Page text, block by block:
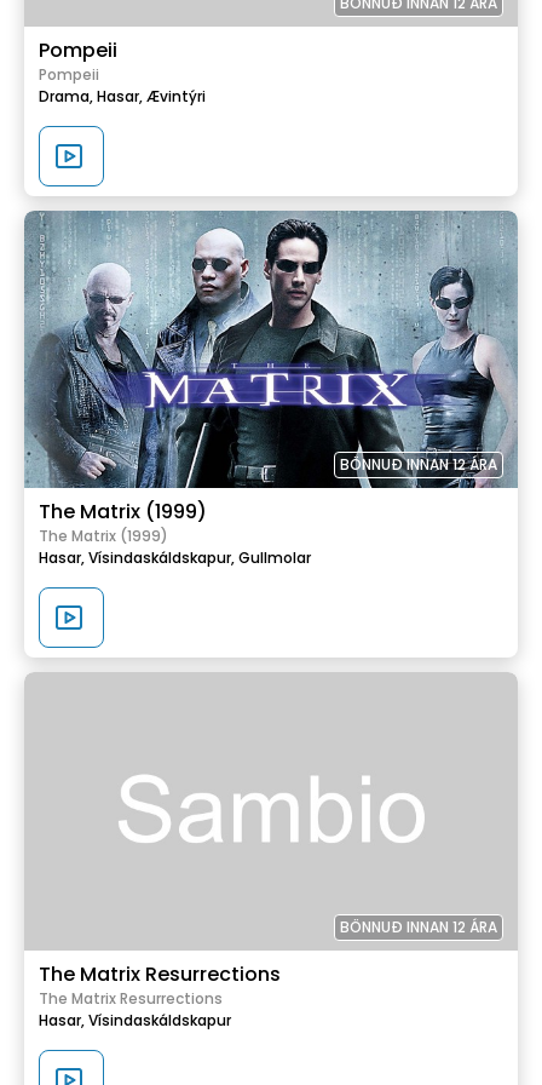
Pompeii
Pompeii
Drama,Hasar,Ævintýri
BÖNNUÐ INNAN 12 ÁRA
The Matrix (1999)
The Matrix (1999)
Hasar,Vísindaskáldskapur,Gullmolar
BÖNNUÐ INNAN 12 ÁRA
The Matrix Resurrections
The Matrix Resurrections
Hasar,Vísindaskáldskapur